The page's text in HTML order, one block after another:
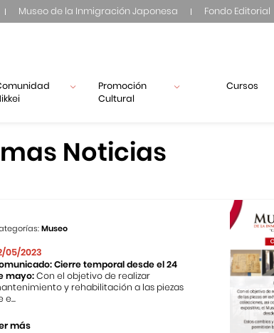
Museo de la Inmigración Japonesa Fondo Editorial
Promoción
Cultural
Cursos
Noticias
Museo
05/2023
Cierre temporal desde el 24
mayo:Con el objetivo de realizar
y rehabilitación a las piezas
e...
más